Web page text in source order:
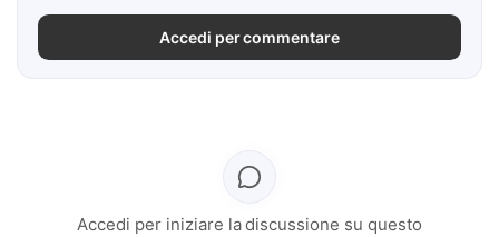
Accedi per commentare
Accedi per iniziare la discussione su questo